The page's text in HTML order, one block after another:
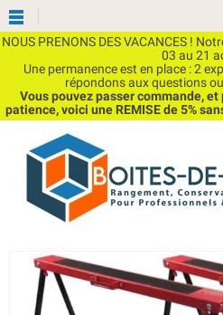
NOUS PRENONS DES VACANCES !
03 au 21
Une permanence est en place : 2
répondons aux questions
Vous pouvez passer commande,
patience, voici une REMISE de 5%